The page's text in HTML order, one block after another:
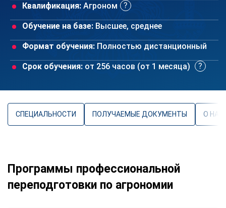
Квалификация: Агроном
Обучение на базе: Высшее, среднее
Формат обучения: Полностью дистанционный
Срок обучения: от 256 часов (от 1 месяца)
СПЕЦИАЛЬНОСТИ ПОЛУЧАЕМЫЕ ДОКУМЕНТЫ О
Программы профессиональной
переподготовки по агрономии